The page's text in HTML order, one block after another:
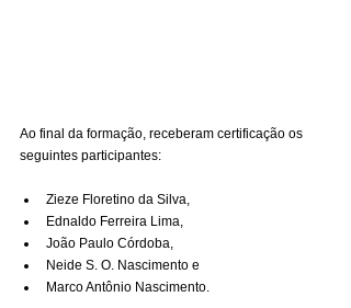
Ao final da formação, receberam certificação os
seguintes participantes:
Zieze Floretino da Silva,
Ednaldo Ferreira Lima,
João Paulo Córdoba,
Neide S. O. Nascimento e
Marco Antônio Nascimento.